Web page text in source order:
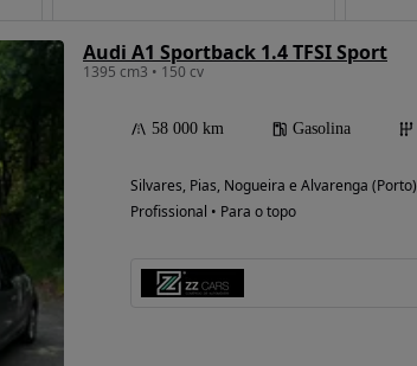
Possibilidade de
financiamento
Audi A1 Sportback 1.4 TFSI Sport
1395 cm3 • 150 cv
58 000 km Gasolina
Silvares, Pias, Nogueira e Alvarenga (Porto)
Profissional • Para o topo